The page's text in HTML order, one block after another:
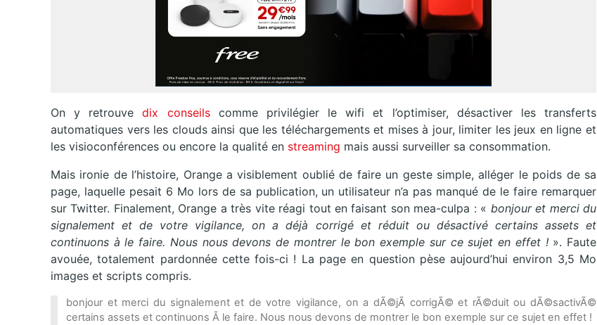
On y retrouvedix conseils comme privilégier le
wifi et l’optimiser, désactiver les transferts
automatiques vers les clouds ainsi que les téléchargements et mises à jour, limiter les jeux en ligne et
les visioconférences ou encore la qualité en streaming mais aussi surveiller sa consommation.
Mais ironie de l’histoire, Orange a visiblement oublié de faire un geste simple, alléger le poids de sa
page, laquelle pesait 6 Mo lors de sa publication, un utilisateur n’a pas manqué de le faire remarquer
sur Twitter. Finalement, Orange a très vite réagi tout en faisant son mea-culpa : « bonjour et merci du
signalement et de votre vigilance, on a déjà corrigé et réduit ou désactivé certains assets et
continuons à le faire. Nous nous devons de montrer le bon exemple sur ce sujet en effet !». Faute
avouée, totalement pardonnée cette fois-ci ! La page en question pèse aujourd’hui environ 3,5 Mo
images et scripts compris.
bonjour et merci du signalement et de votre vigilance, on a dÃ©jÃ corrigÃ© et rÃ©duit ou dÃ©sactivÃ©
certains assets et continuons Ã le faire. Nous nous devons de montrer le bon exemple sur ce sujet en effet !